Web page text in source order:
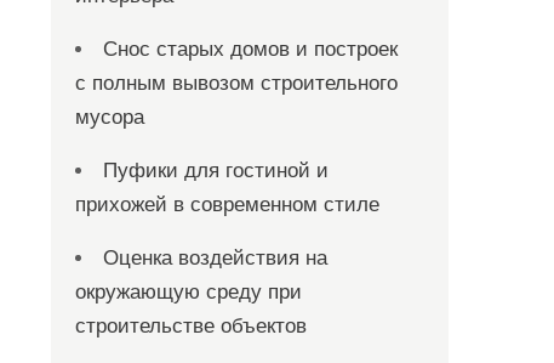
Снос старых домов и построек
с полным вывозом строительного
мусора
Пуфики для гостиной и
прихожей в современном стиле
Оценка воздействия на
окружающую среду при
строительстве объектов